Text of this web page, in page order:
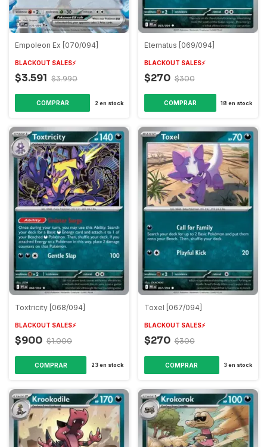
Empoleon Ex [070/094]
BLACKOUT SALES⚡️
$3.591 $3.990
COMPRAR 2 en stock
Eternatus [069/094]
BLACKOUT SALES⚡️
$270 $300
COMPRAR 18 en stock
Toxtricity [068/094]
BLACKOUT SALES⚡️
$900 $1.000
COMPRAR 23en stock
Toxel [067/094]
BLACKOUT SALES⚡️
$270 $300
COMPRAR 3en stock